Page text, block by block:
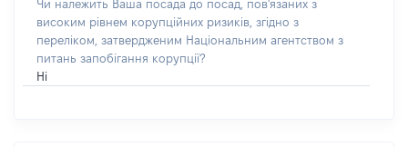
Чи належить Ваша посада до посад, пов'язаних з
високим рівнем корупційних ризиків, згідно з
переліком, затвердженим Національним агентством з
питань запобігання корупції?
Ні